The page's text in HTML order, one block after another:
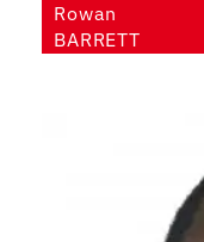
Rowan
BARRETT